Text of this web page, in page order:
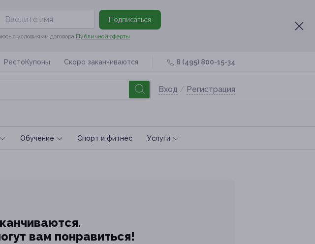
Подписаться
с условиями договора Публичной оферты
РестоКупоны Скоро заканчиваются 8 (495) 800-15-34
Вход / Регистрация
Обучение Спoрт и фитнес Услуги
вам понравиться!